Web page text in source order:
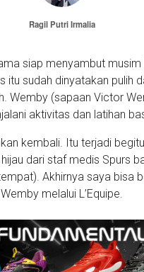
Ragil Putri Irmalia
siap menyambut musim
itu sudah dinyatakan pulih
Wemby (sapaan Victor
aktivitas dan latihan
kembali. Itu terjadi
dari staf medis Spurs
Akhirnya saya bisa
melalui L’Equipe.